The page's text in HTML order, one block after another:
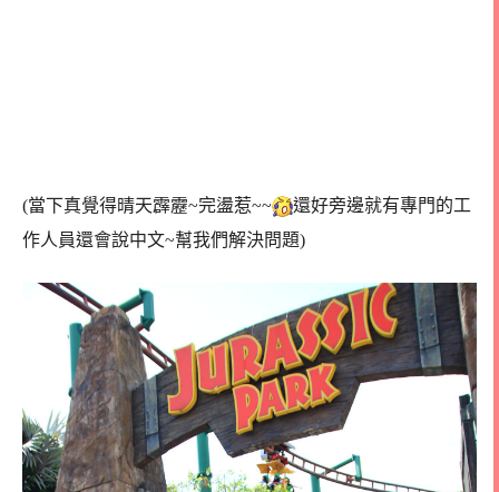
(當下真覺得晴天霹靂~完盪惹~~
還好旁邊就有專門的工
作人員還會說中文~幫我們解決問題)